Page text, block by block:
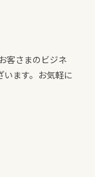
客さまのビジネ
います。お気軽に